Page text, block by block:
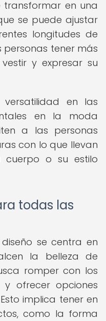
en una
se puede ajustar
longitudes de
personas tener más
y expresar su
en las
en la moda
a las personas
con lo que llevan
cuerpo o su estilo
todas las
se centra en
la belleza de
romper con los
y ofrecer opciones
implica tener en
como la forma